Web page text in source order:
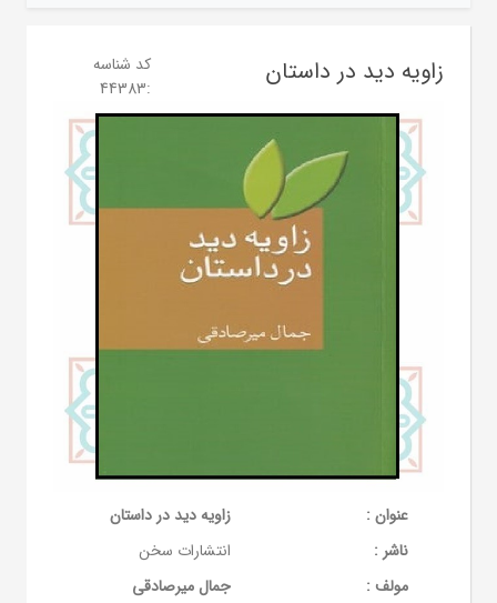
زاویه دید در داستان
کد شناسه
:
44383
عنوان :
زاویه دید در داستان
ناشر :
انتشارات سخن
مولف :
جمال میرصادقی